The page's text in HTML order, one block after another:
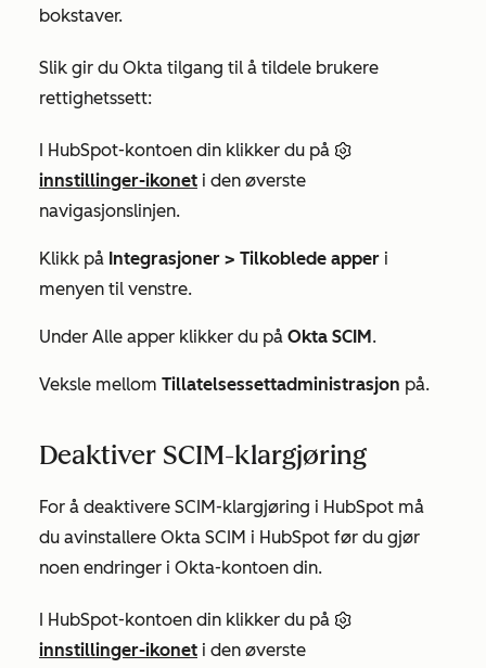
bokstaver.
Slik gir du Okta tilgang til å tildele brukere
rettighetssett:
I HubSpot-kontoen din klikker du på
innstillinger-ikonet i den øverste
navigasjonslinjen.
Klikk på Integrasjoner > Tilkoblede apper i
menyen til venstre.
Under Alle apper klikker du på Okta SCIM.
Veksle mellom Tillatelsessettadministrasjon på.
Deaktiver SCIM-klargjøring
For å deaktivere SCIM-klargjøring i HubSpot må
du avinstallere Okta SCIM i HubSpot før du gjør
noen endringer i Okta-kontoen din.
I HubSpot-kontoen din klikker du på
innstillinger-ikonet i den øverste